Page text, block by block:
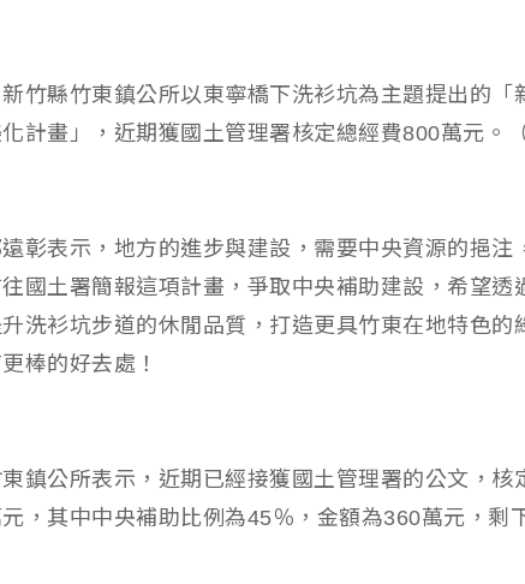
竹縣竹東鎮公所以東寧橋下洗衫坑為主題提出的「
計畫」，近期獲國土管理署核定總經費800萬元。
彰表示，地方的進步與建設，需要中央資源的挹注
國土署簡報這項計畫，爭取中央補助建設，希望透
洗衫坑步道的休閒品質，打造更具竹東在地特色的
棒的好去處！
東鎮公所表示，近期已經接獲國土管理署的公文，核
，其中中央補助比例為45％，金額為360萬元，剩